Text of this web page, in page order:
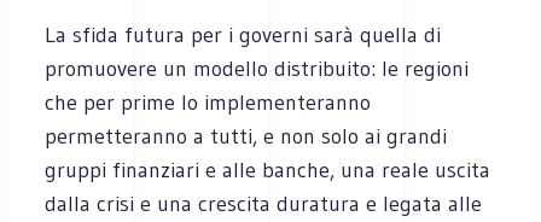
La sfida futura per i governi sarà quella di
promuovere un modello distribuito: le regioni
che per prime lo implementeranno
permetteranno a tutti, e non solo ai grandi
gruppi finanziari e alle banche, una reale uscita
dalla crisi e una crescita duratura e legata alle